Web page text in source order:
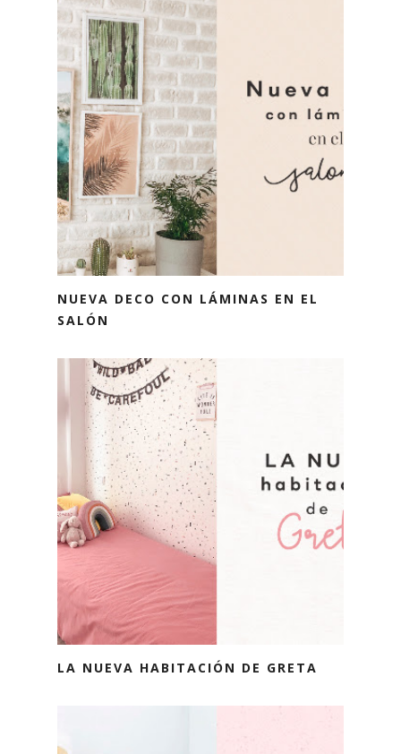
NUEVA DECO CON LÁMINAS EN EL
SALÓN
LA NUEVA HABITACIÓN DE GRETA